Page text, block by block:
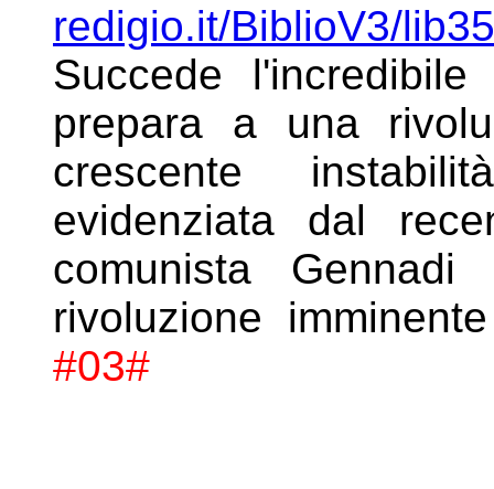
redigio.it/BiblioV3/
Succede
prepara a una
crescente
evidenziata dal
comunista
rivoluzione
#03#